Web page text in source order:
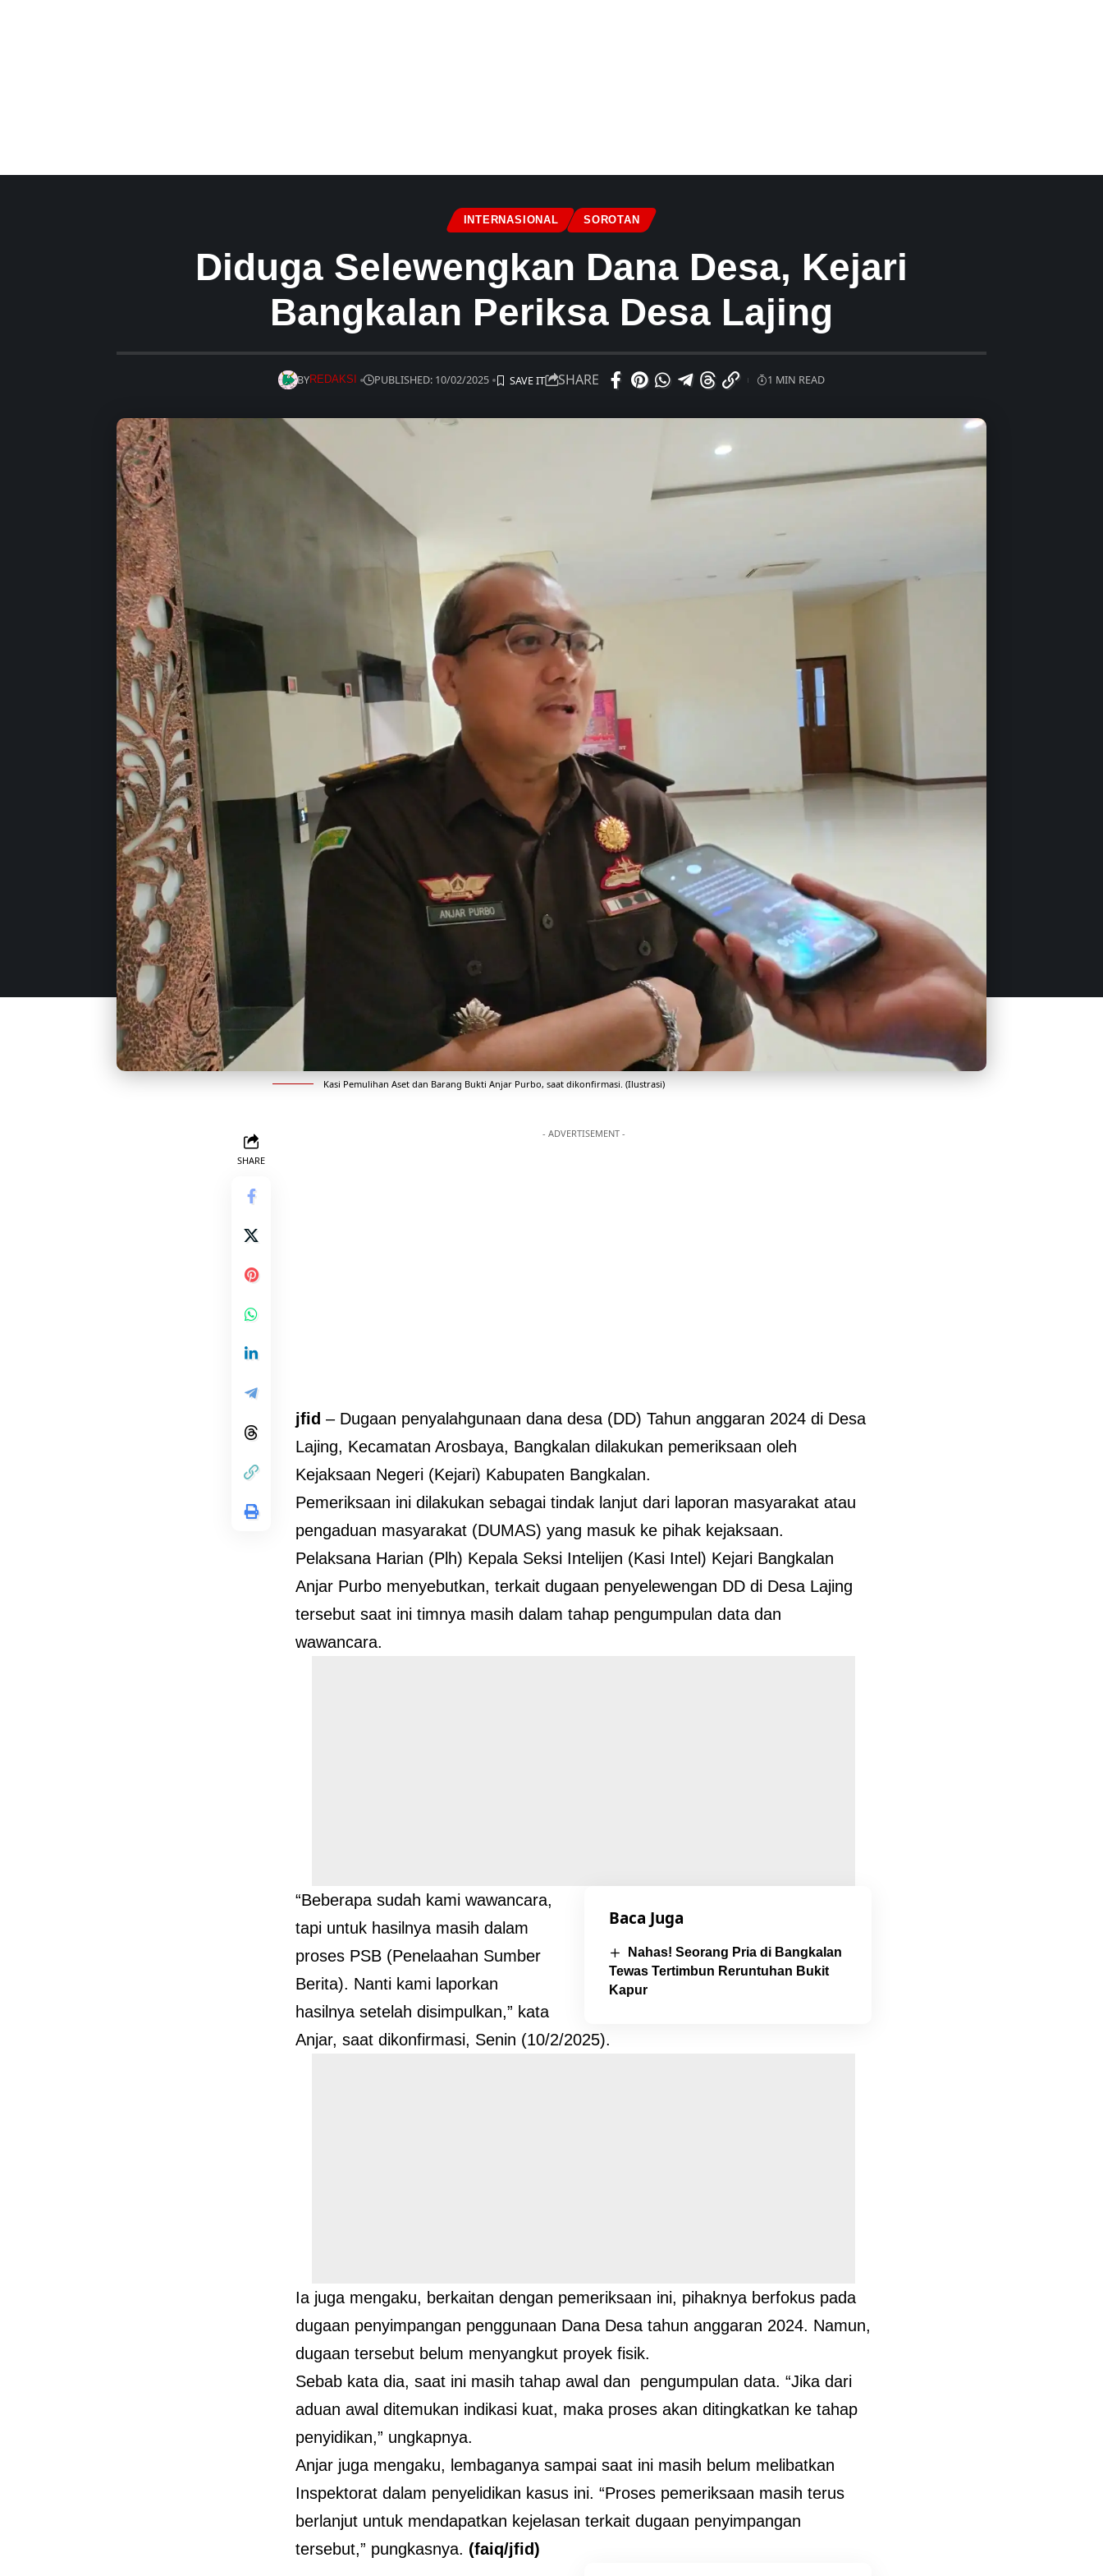
INTERNASIONAL SOROTAN
Diduga Selewengkan Dana Desa, Kejari
Bangkalan Periksa Desa Lajing
BYREDAKSI PUBLISHED: 10/02/2025 SHARE 1 MIN READ
Kasi Pemulihan Aset dan Barang Bukti Anjar Purbo, saat dikonfirmasi. (Ilustrasi)
SHARE
- ADVERTISEMENT -
jfid – Dugaan penyalahgunaan dana desa (DD) Tahun anggaran 2024 di Desa
Lajing, Kecamatan Arosbaya, Bangkalan dilakukan pemeriksaan oleh
Kejaksaan Negeri (Kejari) Kabupaten Bangkalan.
Pemeriksaan ini dilakukan sebagai tindak lanjut dari laporan masyarakat atau
pengaduan masyarakat (DUMAS) yang masuk ke pihak kejaksaan.
Pelaksana Harian (Plh) Kepala Seksi Intelijen (Kasi Intel) Kejari Bangkalan
Anjar Purbo menyebutkan, terkait dugaan penyelewengan DD di Desa Lajing
tersebut saat ini timnya masih dalam tahap pengumpulan data dan
wawancara.
Baca Juga
Nahas! Seorang Pria di Bangkalan
Tewas Tertimbun Reruntuhan Bukit
Kapur
“Beberapa sudah kami wawancara,
tapi untuk hasilnya masih dalam
proses PSB (Penelaahan Sumber
Berita). Nanti kami laporkan
hasilnya setelah disimpulkan,” kata
Anjar, saat dikonfirmasi, Senin (10/2/2025).
Ia juga mengaku, berkaitan dengan pemeriksaan ini, pihaknya berfokus pada
dugaan penyimpangan penggunaan Dana Desa tahun anggaran 2024. Namun,
dugaan tersebut belum menyangkut proyek fisik.
Sebab kata dia, saat ini masih tahap awal dan pengumpulan data. “Jika dari
aduan awal ditemukan indikasi kuat, maka proses akan ditingkatkan ke tahap
penyidikan,” ungkapnya.
Anjar juga mengaku, lembaganya sampai saat ini masih belum melibatkan
Inspektorat dalam penyelidikan kasus ini. “Proses pemeriksaan masih terus
berlanjut untuk mendapatkan kejelasan terkait dugaan penyimpangan
tersebut,” pungkasnya. (faiq/jfid)